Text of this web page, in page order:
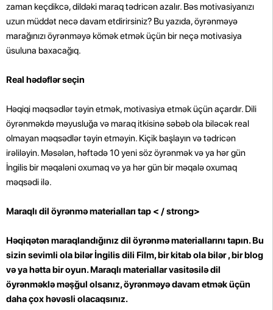
zaman keçdikcə, dildəki maraq tədricən azalır. Bəs motivasiyanızı
uzun müddət necə davam etdirirsiniz? Bu yazıda, öyrənməyə
marağınızı öyrənməyə kömək etmək üçün bir neçə motivasiya
üsuluna baxacağıq.
Real hədəflər seçin
Həqiqi məqsədlər təyin etmək, motivasiya etmək üçün açardır. Dili
öyrənməkdə məyusluğa və maraq itkisinə səbəb ola biləcək real
olmayan məqsədlər təyin etməyin. Kiçik başlayın və tədricən
irəliləyin. Məsələn, həftədə 10 yeni söz öyrənmək və ya hər gün
İngilis bir məqaləni oxumaq və ya hər gün bir məqalə oxumaq
məqsədi ilə.
Maraqlı dil öyrənmə materialları tap < / strong>
Həqiqətən maraqlandığınız dil öyrənmə materiallarını tapın. Bu
sizin sevimli ola bilər İngilis dili Film, bir kitab ola bilər , bir blog
və ya hətta bir oyun. Maraqlı materiallar vasitəsilə dil
öyrənməklə məşğul olsanız, öyrənməyə davam etmək üçün
daha çox həvəsli olacaqsınız.